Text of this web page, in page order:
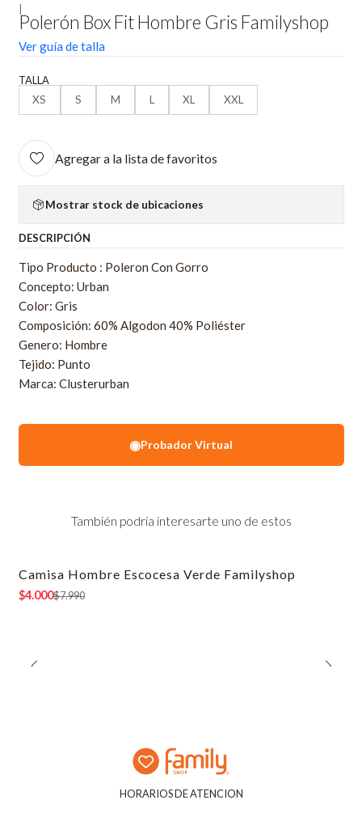
Polerón Box Fit Hombre Gris Familyshop
Ver guía de talla
TALLA
XS
S M L XL XXL
Agregar a la lista de favoritos
Mostrar stock de ubicaciones
DESCRIPCIÓN
Tipo Producto : Poleron Con Gorro
Concepto: Urban
Color: Gris
Composición: 60% Algodon 40% Poliéster
Genero: Hombre
Tejido: Punto
Marca: Clusterurban
◉Probador Virtual
También podría interesarte uno de estos
-50% OFF
Camisa Hombre Escocesa Verde Familyshop
$4.000$7.990
HORARIOS DE ATENCION